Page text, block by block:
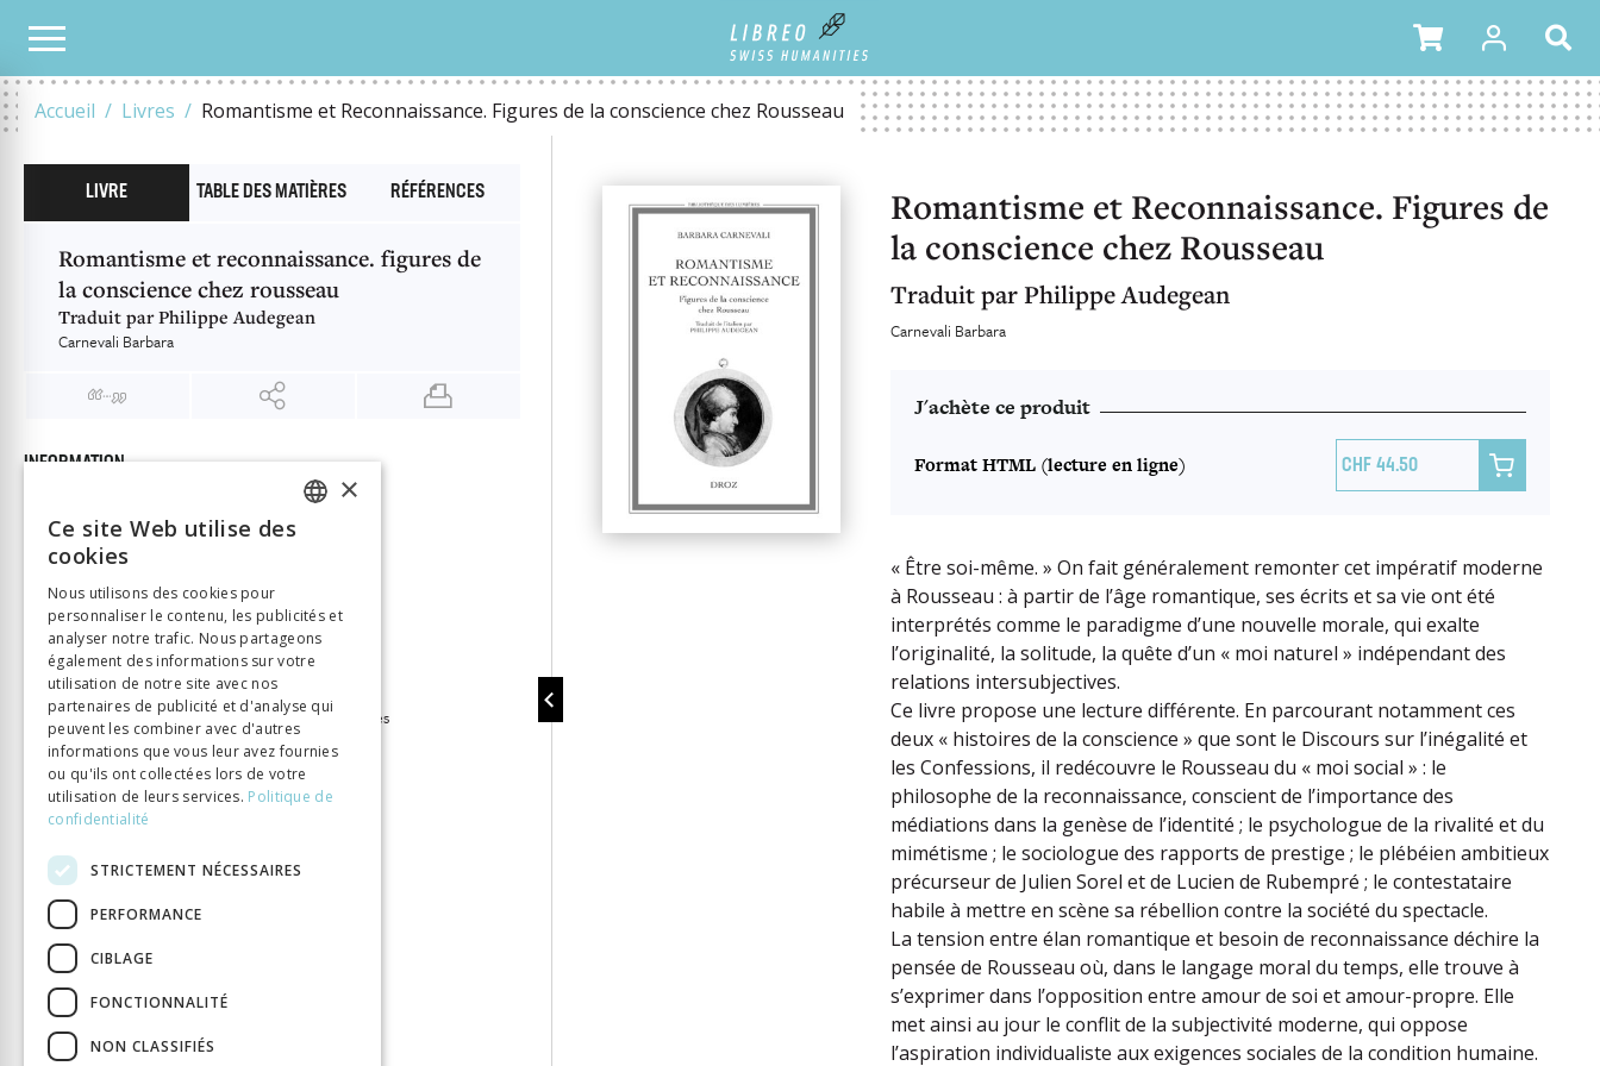
Accueil Livres Romantisme et Reconnaissance. Figures de la conscience chez Rousseau
NOTRE CATALOGUE
Romantisme et Reconnaissance. Figures de
la conscience chez Rousseau
Traduit par Philippe Audegean
Carnevali Barbara
J'achète ce produit
Format HTML (lecture en ligne) 44.50 
« Être soi-même. » On fait généralement remonter cet impératif moderne
à Rousseau : à partir de l’âge romantique, ses écrits et sa vie ont été
interprétés comme le paradigme d’une nouvelle morale, qui exalte
l’originalité, la solitude, la quête d’un « moi naturel » indépendant des
relations intersubjectives.
Ce livre propose une lecture différente. En parcourant notamment ces
deux « histoires de la conscience » que sont le Discours sur l’inégalité et
les Confessions, il redécouvre le Rousseau du « moi social » : le
philosophe de la reconnaissance, conscient de l’importance des
médiations dans la genèse de l’identité ; le psychologue de la rivalité et du
mimétisme ; le sociologue des rapports de prestige ; le plébéien ambitieux
précurseur de Julien Sorel et de Lucien de Rubempré ; le contestataire
habile à mettre en scène sa rébellion contre la société du spectacle.
La tension entre élan romantique et besoin de reconnaissance déchire la
pensée de Rousseau où, dans le langage moral du temps, elle trouve à
s’exprimer dans l’opposition entre amour de soi et amour-propre. Elle
met ainsi au jour le conflit de la subjectivité moderne, qui oppose
l’aspiration individualiste aux exigences sociales de la condition humaine.
LIVRE TABLE DES MATIÈRES RÉFÉRENCES
Romantisme et reconnaissance. figures de
la conscience chez rousseau
Traduit par Philippe Audegean
Carnevali Barbara
INFORMATION
Carnevali Barbara
Éditeur
Librairie Droz
ISBN
Langue
Français
Collection
Bibliothèque des Lumières
Nombre de pages
336
Parution
1 janv. 2011
Thème
XVIIe-XVIIIe siècles, Lumières
Format
15,2 x 22,2
Type de livre
Monographie
ITALIAN
×
Ce site Web utilise des
cookies
Nous utilisons des cookies pour
personnaliser le contenu, les publicités et
analyser notre trafic. Nous partageons
également des informations sur votre
utilisation de notre site avec nos
partenaires de publicité et d'analyse qui
peuvent les combiner avec d'autres
informations que vous leur avez fournies
ou qu'ils ont collectées lors de votre
utilisation de leurs services. Politique de
confidentialité
STRICTEMENT NÉCESSAIRES
PERFORMANCE
CIBLAGE
FONCTIONNALITÉ
NON CLASSIFIÉS